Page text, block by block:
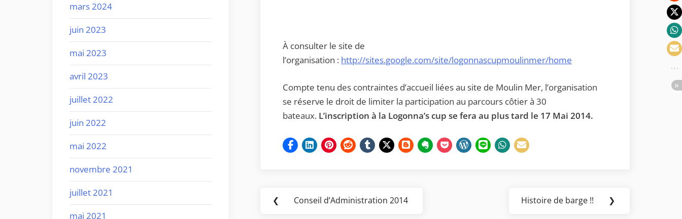
À consulter le site de
l’organisation : http://sites.google.com/site/logonnascupmoulinmer/home
Compte tenu des contraintes d’accueil liées au site de Moulin Mer, l’organisation
se réserve le droit de limiter la participation au parcours côtier à 30
bateaux. L’inscription à la Logonna’s cup se fera au plus tard le 17 Mai 2014.
Navigation
❮
Previous
Conseil d’Administration 2014
Next
Histoire de barge !! ❯
mars 2024
juin 2023
mai 2023
avril 2023
juillet 2022
juin 2022
mai 2022
novembre 2021
juillet 2021
mai 2021